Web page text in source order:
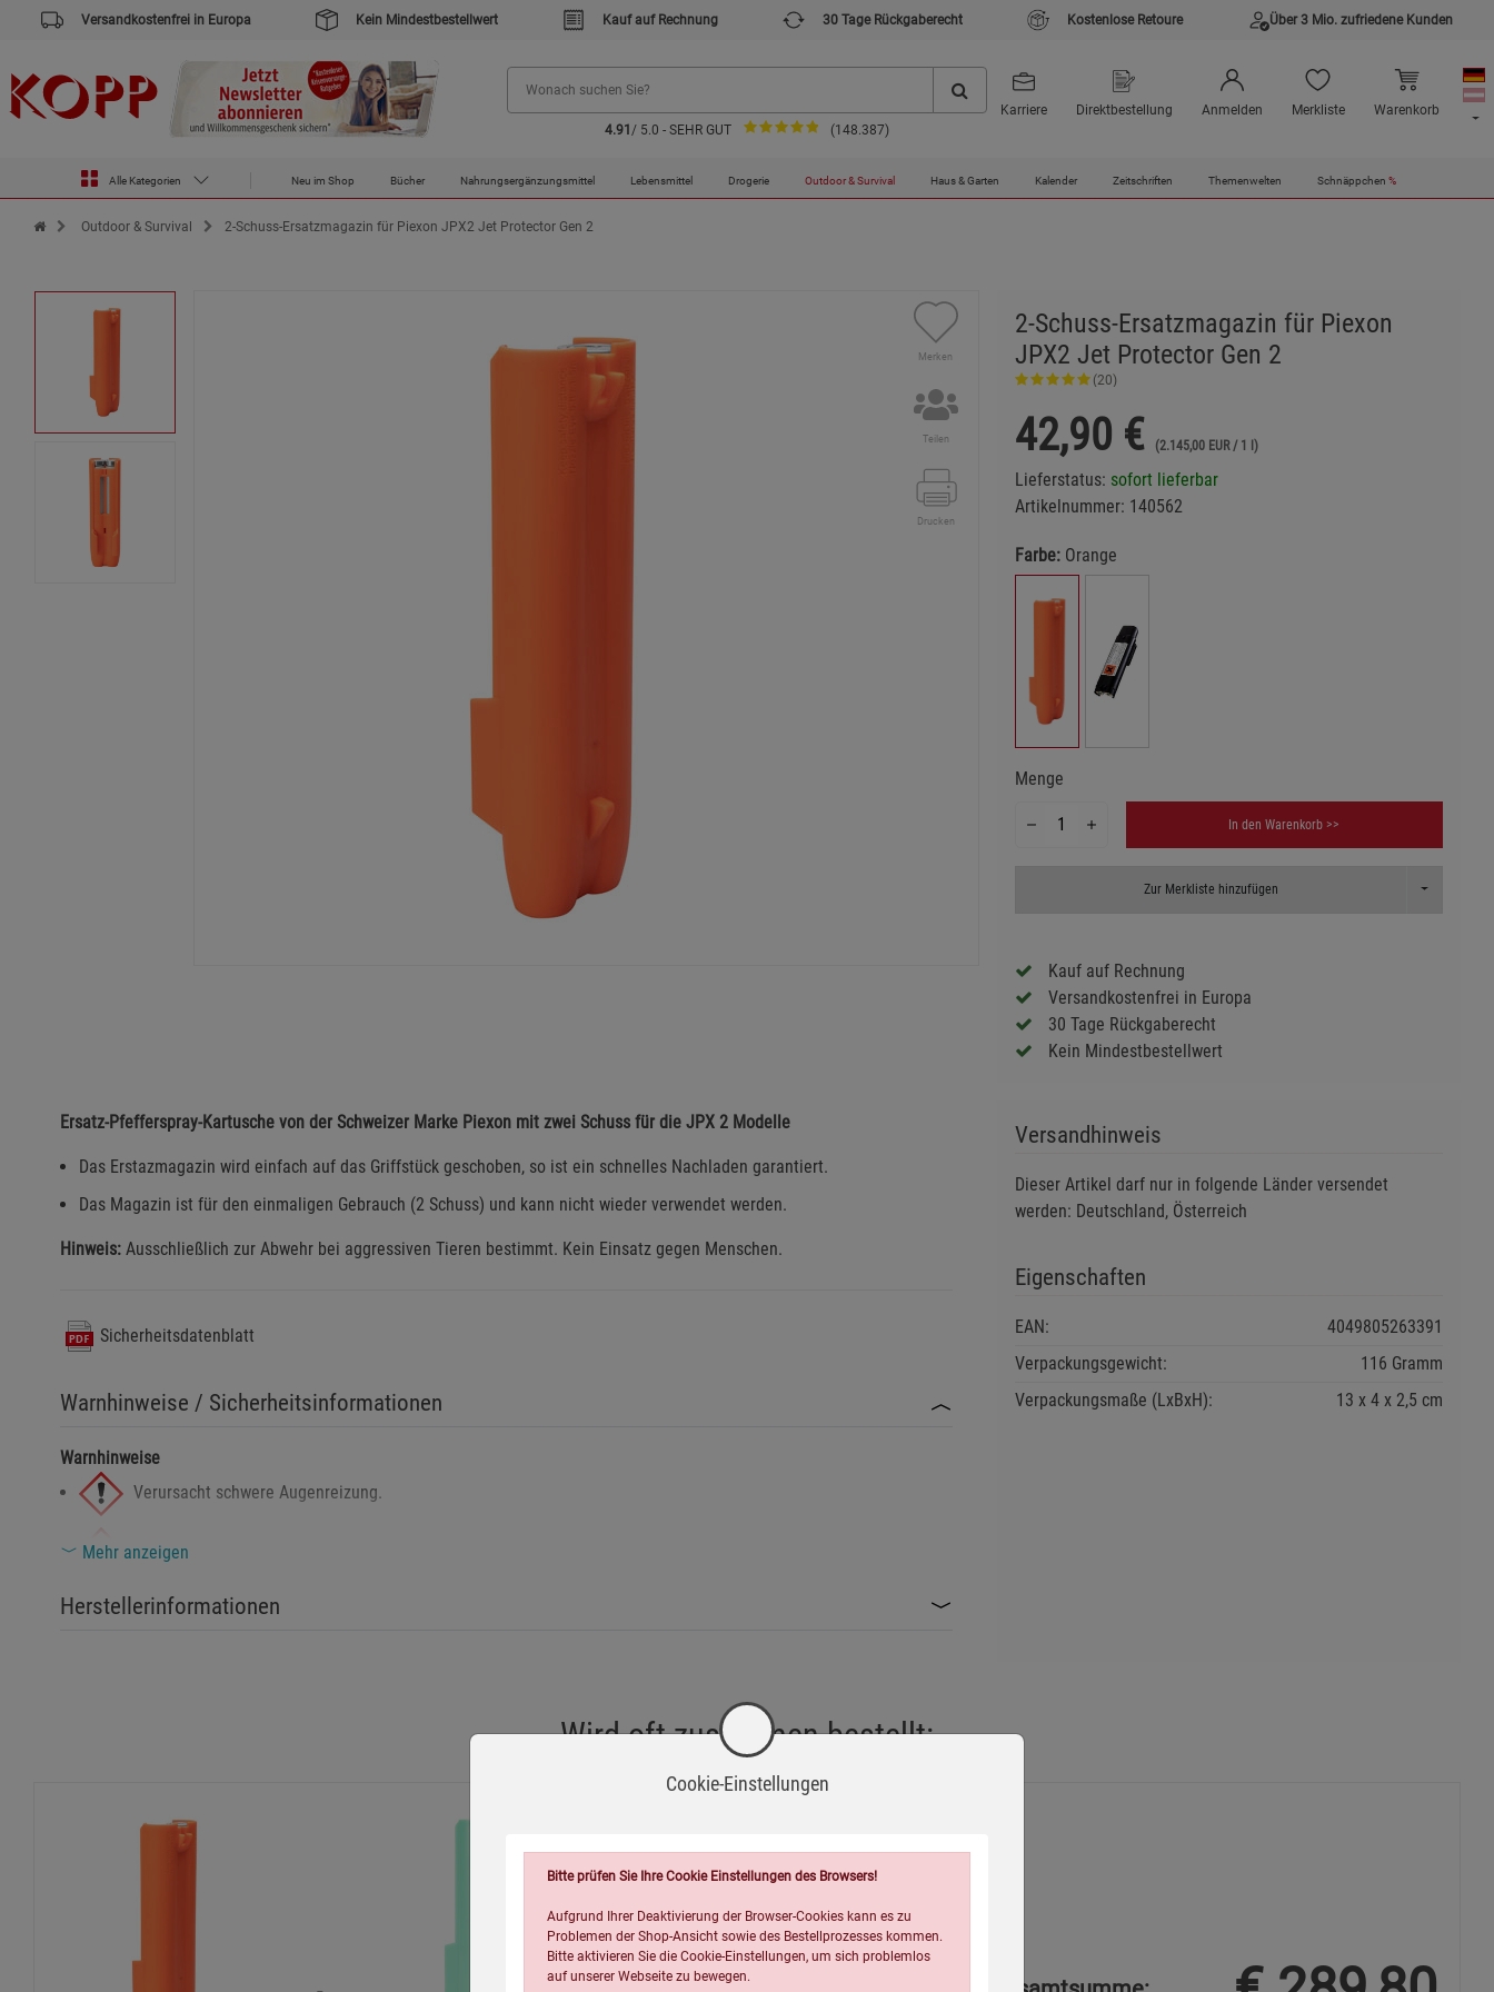
Versandkostenfrei in Europa Kein Mindestbestellwert Kauf auf Rechnung 30 Tage Rückgaberecht Kostenlose Retoure Über 3 Mio. zufriedene Kunden
4.91 / 5.0 - SEHR GUT (148.387)
Karriere Direktbestellung Anmelden Merkliste Warenkorb
Alle Kategorien Neu im Shop Bücher Nahrungsergänzungsmittel Lebensmittel Drogerie Outdoor & Survival Haus & Garten Kalender Zeitschriften Themenwelten Schnäppchen %
Zur Startseite des Kopp Verlag Online-Shop
Outdoor & Survival 2-Schuss-Ersatzmagazin für Piexon JPX2 Jet Protector Gen 2
Merken
Teilen
Drucken
2-Schuss-Ersatzmagazin für Piexon
JPX2 Jet Protector Gen 2
(20)
42,90 € (2.145,00 EUR / 1 l)
Lieferstatus: sofort lieferbar
Artikelnummer: 140562
Farbe:Orange
Menge
In den Warenkorb >>
Zur Merkliste hinzufügen Toggle
Kauf auf Rechnung
Versandkostenfrei in Europa
30 Tage Rückgaberecht
Kein Mindestbestellwert
Ersatz-Pfefferspray-Kartusche von der Schweizer Marke Piexon mit zwei Schuss für die JPX 2 Modelle
Das Erstazmagazin wird einfach auf das Griffstück geschoben, so ist ein schnelles Nachladen garantiert.
Das Magazin ist für den einmaligen Gebrauch (2 Schuss) und kann nicht wieder verwendet werden.
Hinweis: Ausschließlich zur Abwehr bei aggressiven Tieren bestimmt. Kein Einsatz gegen Menschen.
Sicherheitsdatenblatt
Warnhinweise / Sicherheitsinformationen
Warnhinweise
Verursacht schwere Augenreizung.
Kann die Atemwege reizen.
Hautkontakt kann Reizungen verursachen.
Ausschließlich zur Tierabwehr bestimmt – nicht gegen Menschen verwenden.
Kontakt mit Augen oder Haut vermeiden – bei Kontakt mit viel Wasser spülen und ärztlichen Rat einholen.
Vor Hitze, Feuer und direkter Sonneneinstrahlung schützen – Druckbehälter.
Mehr anzeigen
Herstellerinformationen
Versandhinweis
Dieser Artikel darf nur in folgende Länder versendet
werden: Deutschland, Österreich
Eigenschaften
EAN:
4049805263391
Verpackungsgewicht:
116 Gramm
Verpackungsmaße (LxBxH):
13 4 2,5 cm
Wird oft zusammen bestellt:
Cookie-Einstellungen
Bitte prüfen Sie Ihre Cookie Einstellungen des Browsers!
Aufgrund Ihrer Deaktivierung der Browser-Cookies kann es zu
Problemen der Shop-Ansicht sowie des Bestellprozesses kommen.
Bitte aktivieren Sie die Cookie-Einstellungen, um sich problemlos
auf unserer Webseite zu bewegen.